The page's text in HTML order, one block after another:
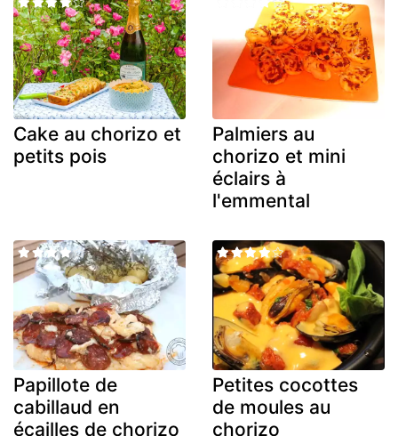
Cake au chorizo et
petits pois
Palmiers au
chorizo et mini
éclairs à
l'emmental
Papillote de
cabillaud en
écailles de chorizo
Petites cocottes
de moules au
chorizo